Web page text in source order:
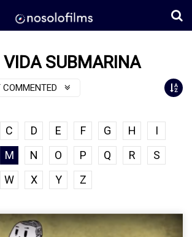
SUBMARINA
COMMENTED
C D E F G H
I
M N O P Q R
S
W X Y Z